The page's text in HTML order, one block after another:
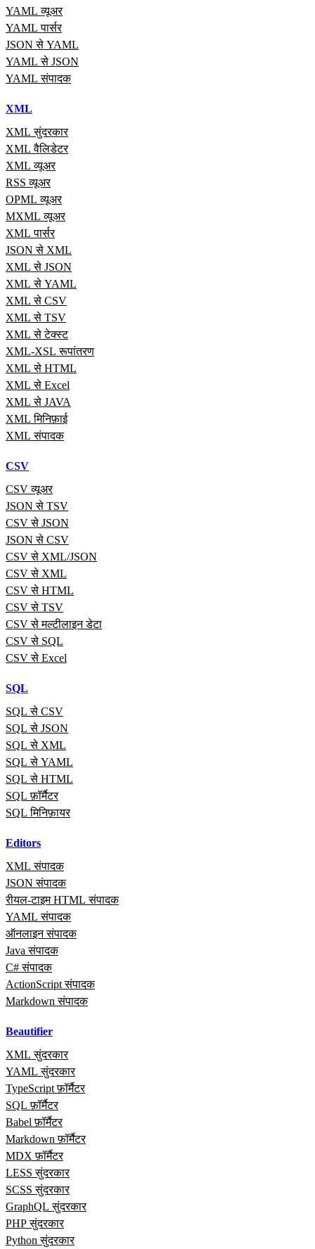
YAML व्यूअर
YAML पार्सर
JSON से YAML
YAML से JSON
YAML संपादक
XML
XML सुंदरकार
XML वैलिडेटर
XML व्यूअर
RSS व्यूअर
OPML व्यूअर
MXML व्यूअर
XML पार्सर
JSON से XML
XML से JSON
XML से YAML
XML से CSV
XML से TSV
XML से टेक्स्ट
XML-XSL रूपांतरण
XML से HTML
XML से Excel
XML से JAVA
XML मिनिफ़ाई
XML संपादक
CSV
CSV व्यूअर
JSON से TSV
CSV से JSON
JSON से CSV
CSV से XML/JSON
CSV से XML
CSV से HTML
CSV से TSV
CSV से मल्टीलाइन डेटा
CSV से SQL
CSV से Excel
SQL
SQL से CSV
SQL से JSON
SQL से XML
SQL से YAML
SQL से HTML
SQL फ़ॉर्मैटर
SQL मिनिफ़ायर
Editors
XML संपादक
JSON संपादक
रीयल‑टाइम HTML संपादक
YAML संपादक
ऑनलाइन संपादक
Java संपादक
C# संपादक
ActionScript संपादक
Markdown संपादक
Beautifier
XML सुंदरकार
YAML सुंदरकार
TypeScript फ़ॉर्मैटर
SQL फ़ॉर्मैटर
Babel फ़ॉर्मैटर
Markdown फ़ॉर्मैटर
MDX फ़ॉर्मैटर
LESS सुंदरकार
SCSS सुंदरकार
GraphQL सुंदरकार
PHP सुंदरकार
Python सुंदरकार